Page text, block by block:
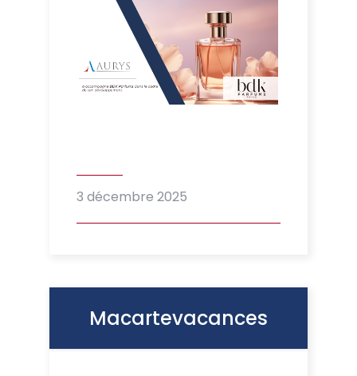
3 décembre 2025
Macartevacances